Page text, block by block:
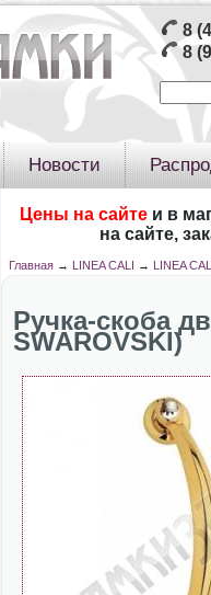
8
8
Новости
Цены на сайте и в
на сайте,
Главная → LINEA CALI → LINEA
Ручка-скоба
SWAROVSKI)